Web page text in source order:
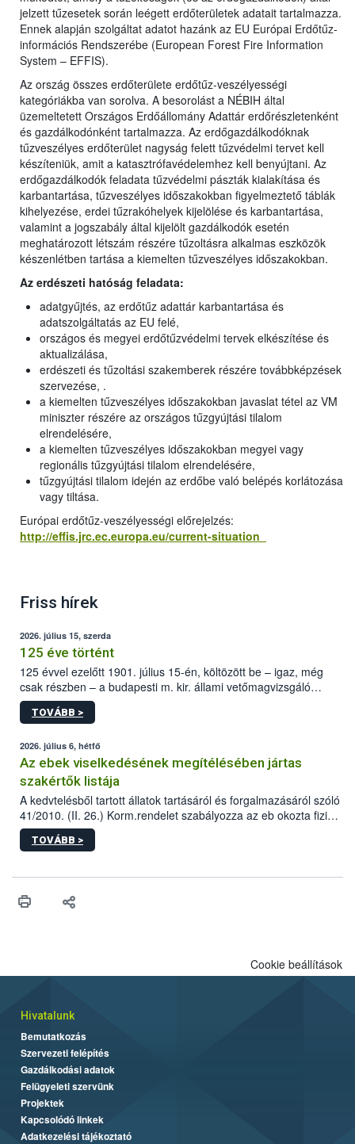
jelzett tűzesetek során leégett erdőterületek adatait tartalmazza.
Ennek alapján szolgáltat adatot hazánk az EU Európai Erdőtűz-
információs Rendszerébe (European Forest Fire Information
System – EFFIS).
Az ország összes erdőterülete erdőtűz-veszélyességi
kategóriákba van sorolva. A besorolást a NÉBIH által
üzemeltetett Országos Erdőállomány Adattár erdőrészletenként
és gazdálkodónként tartalmazza. Az erdőgazdálkodóknak
tűzveszélyes erdőterület nagyság felett tűzvédelmi tervet kell
készíteniük, amit a katasztrófavédelemhez kell benyújtani. Az
erdőgazdálkodók feladata tűzvédelmi pászták kialakítása és
karbantartása, tűzveszélyes időszakokban figyelmeztető táblák
kihelyezése, erdei tűzrakóhelyek kijelölése és karbantartása,
valamint a jogszabály által kijelölt gazdálkodók esetén
meghatározott létszám részére tűzoltásra alkalmas eszközök
készenlétben tartása a kiemelten tűzveszélyes időszakokban.
Az erdészeti hatóság feladata:
adatgyűjtés, az erdőtűz adattár karbantartása és
adatszolgáltatás az EU felé,
országos és megyei erdőtűzvédelmi tervek elkészítése és
aktualizálása,
erdészeti és tűzoltási szakemberek részére továbbképzések
szervezése, .
a kiemelten tűzveszélyes időszakokban javaslat tétel az VM
miniszter részére az országos tűzgyújtási tilalom
elrendelésére,
a kiemelten tűzveszélyes időszakokban megyei vagy
regionális tűzgyújtási tilalom elrendelésére,
tűzgyújtási tilalom idején az erdőbe való belépés korlátozása
vagy tiltása.
Európai erdőtűz-veszélyességi előrejelzés:
http://effis.jrc.ec.europa.eu/current-situation
Friss hírek
2026. július 15, szerda
125 éve történt
125 évvel ezelőtt 1901. július 15-én, költözött be – igaz, még
csak részben – a budapesti m. kir. állami vetőmagvizsgáló
állomás a Kis Rókus utca 15. szám alatti, Czigler Győző által
tervezett új épületébe.
TOVÁBB >
2026. július 6, hétfő
Az ebek viselkedésének megítélésében jártas
szakértők listája
A kedvtelésből tartott állatok tartásáról és forgalmazásáról szóló
41/2010. (II. 26.) Korm.rendelet szabályozza az eb okozta fizikai
sérülés, illetve ennek veszélye keletkezésekor felmerülő
hatósági feladatokat, valamint a veszélyes eb tartását és annak
vonni az ebek viselkedésének megítélésében jártas szakértőt.
TOVÁBB >
Cookie beállítások
Hivatalunk
Bemutatkozás
Szervezeti felépítés
Gazdálkodási adatok
Felügyeleti szervünk
Projektek
Kapcsolódó linkek
Adatkezelési tájékoztató